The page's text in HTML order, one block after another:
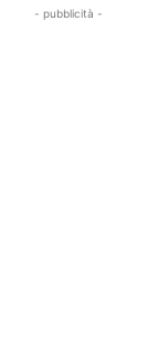
- pubblicità -